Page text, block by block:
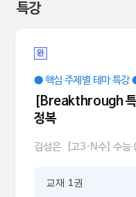
특강
완
● 핵심 주제별 테마 특강
[Breakthrough 특
정복
김성은 [고3·N수] 수능
교재 1권